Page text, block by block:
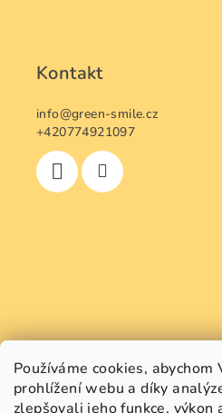
Používáme cookies,
prohlížení webu a díky
zlepšovali jeho funkce,
Kontakt
info@green-smile.cz
+420774921097